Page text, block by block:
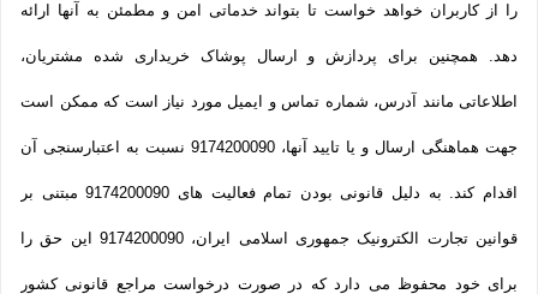
را از کاربران خواهد خواست تا بتواند خدماتی امن و مطمئن به آنها ارائه
دهد. همچنین برای پردازش و ارسال پوشاک خریداری شده مشتریان،
اطلاعاتی مانند آدرس، شماره تماس و ایمیل مورد نیاز است که ممکن است
جهت هماهنگی ارسال و یا تایید آنها، 9174200090 نسبت به اعتبارسنجی آن
اقدام کند. به دلیل قانونی بودن تمام فعالیت های 9174200090 مبتنی بر
قوانین تجارت الکترونیک جمهوری اسلامی ایران، 9174200090 این حق را
برای خود محفوظ می دارد که در صورت درخواست مراجع قانونی کشور